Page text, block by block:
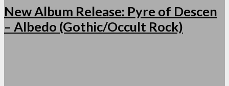
New Album Release: Pyre of Descen
– Albedo (Gothic/Occult Rock)